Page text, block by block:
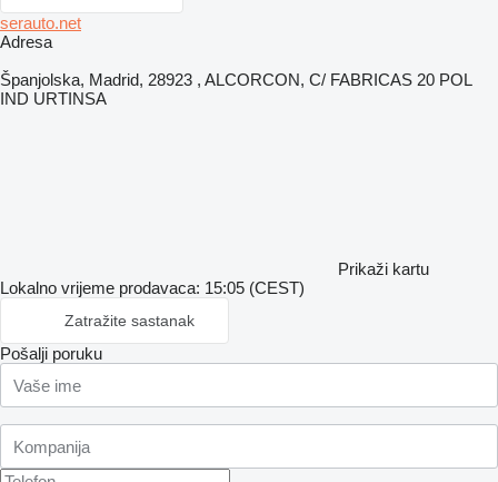
serauto.net
Adresa
Španjolska, Madrid, 28923 , ALCORCON, C/ FABRICAS 20 POL
IND URTINSA
Prikaži kartu
Lokalno vrijeme prodavaca: 15:05 (CEST)
Zatražite sastanak
Pošalji poruku